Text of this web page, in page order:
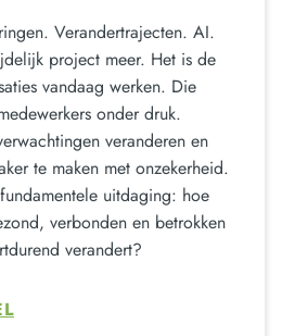
Verandertrajecten. AI.
project meer. Het is de
vandaag werken. Die
onder druk.
veranderen en
te maken met onzekerheid.
uitdaging: hoe
verbonden en betrokken
verandert?